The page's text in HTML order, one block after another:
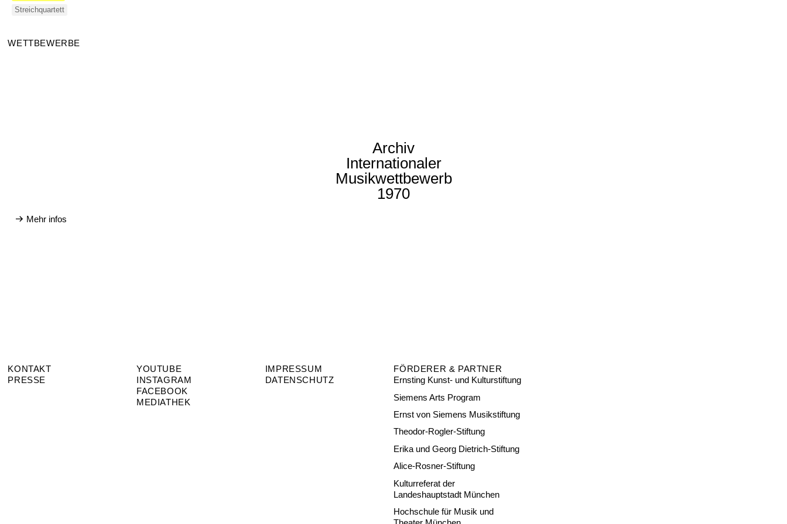
Streichquartett
WETTBEWERBE
Archiv
Internationaler
Musikwettbewerb
1970
Mehr infos
KONTAKT
PRESSE
YOUTUBE
INSTAGRAM
FACEBOOK
MEDIATHEK
IMPRESSUM
DATENSCHUTZ
FÖRDERER & PARTNER
Ernsting Kunst- und Kulturstiftung
Siemens Arts Program
Ernst von Siemens Musikstiftung
Theodor-Rogler-Stiftung
Erika und Georg Dietrich-Stiftung
Alice-Rosner-Stiftung
Kulturreferat der
Landeshauptstadt München
Hochschule für Musik und